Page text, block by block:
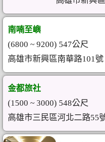
南喃至嶼
(6800 ~ 9200) 547公尺
高雄市新興區南華路101號
金都旅社
(1500 ~ 3000) 548公尺
高雄市三民區河北二路55